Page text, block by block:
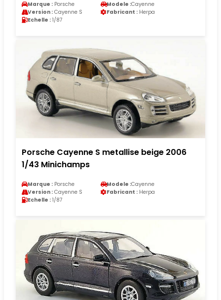
Marque : Porsche Modele :Cayenne
Version : Cayenne S Fabricant : Herpa
Echelle : 1/87
Porsche Cayenne S metallise beige 2006
1/43 Minichamps
Marque : Porsche Modele :Cayenne
Version : Cayenne S Fabricant : Herpa
Echelle : 1/87